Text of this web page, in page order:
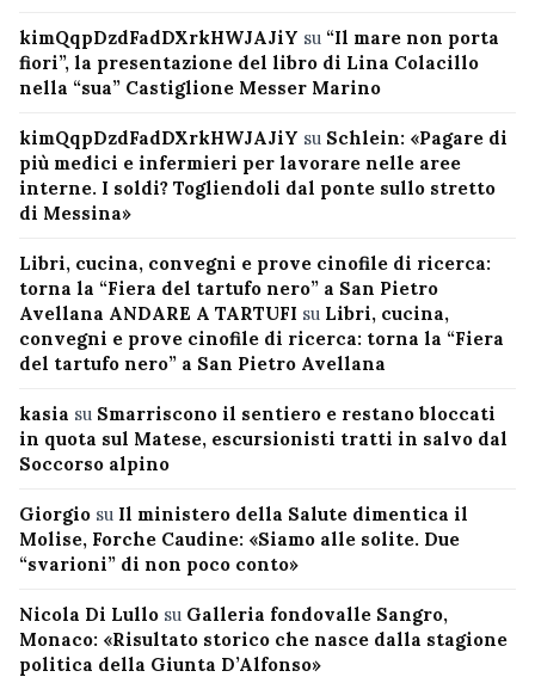
kimQqpDzdFadDXrkHWJAJiY su “Il mare non porta
fiori”, la presentazione del libro di Lina Colacillo
nella “sua” Castiglione Messer Marino
kimQqpDzdFadDXrkHWJAJiY su Schlein: «Pagare di
più medici e infermieri per lavorare nelle aree
interne. I soldi? Togliendoli dal ponte sullo stretto
di Messina»
Libri, cucina, convegni e prove cinofile di ricerca:
torna la “Fiera del tartufo nero” a San Pietro
Avellana ANDARE A TARTUFI su Libri, cucina,
convegni e prove cinofile di ricerca: torna la “Fiera
del tartufo nero” a San Pietro Avellana
kasia su Smarriscono il sentiero e restano bloccati
in quota sul Matese, escursionisti tratti in salvo dal
Soccorso alpino
Giorgio su Il ministero della Salute dimentica il
Molise, Forche Caudine: «Siamo alle solite. Due
“svarioni” di non poco conto»
Nicola Di Lullo su Galleria fondovalle Sangro,
Monaco: «Risultato storico che nasce dalla stagione
politica della Giunta D’Alfonso»